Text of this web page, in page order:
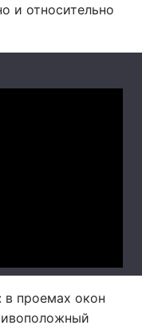
и относительно
в проемах окон